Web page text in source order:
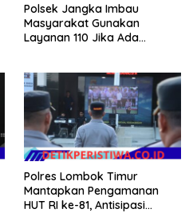
Polsek Jangka Imbau
Masyarakat Gunakan
Layanan 110 Jika Ada
Polres Lombok Timur
Mantapkan Pengamanan
HUT RI ke-81, Antisipasi